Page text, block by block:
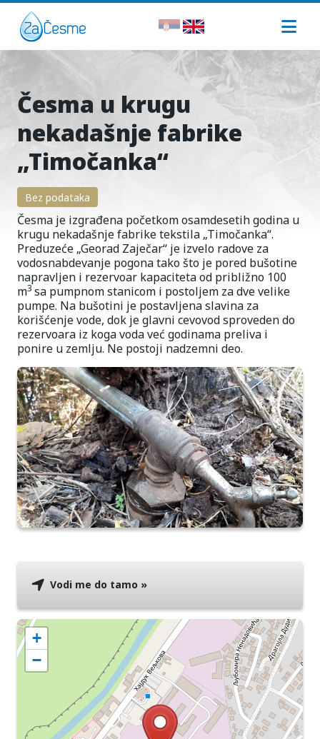
Česma u krugu
nekadašnje fabrike
„Timočanka“
Bez podataka
Česma je izgrađena početkom osamdesetih godina u
krugu nekadašnje fabrike tekstila „Timočanka“.
Preduzeće „Georad Zaječar“ je izvelo radove za
vodosnabdevanje pogona tako što je pored bušotine
napravljen i rezervoar kapaciteta od približno 100
m3sa pumpnom stanicom i postoljem za dve velike
pumpe. Na bušotini je postavljena slavina za
korišćenje vode, dok je glavni cevovod sproveden do
rezervoara iz koga voda već godinama preliva i
ponire u zemlju. Ne postoji nadzemni deo.
Vodi me do tamo »
+
−